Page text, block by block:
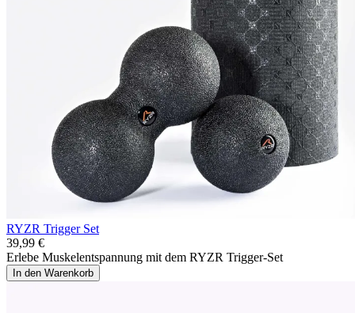
RYZR Trigger Set
39,99 €
Erlebe Muskelentspannung mit dem RYZR Trigger-Set
In den Warenkorb